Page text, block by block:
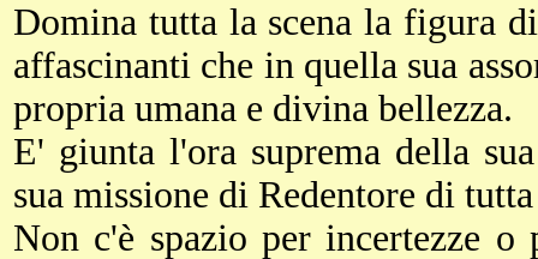
Domina tutta la scena la figura
affascinanti che in quella sua
propria umana e divina bellezza.
E' giunta l'ora suprema della
sua missione di Redentore di
Non c'è spazio per incertezze o